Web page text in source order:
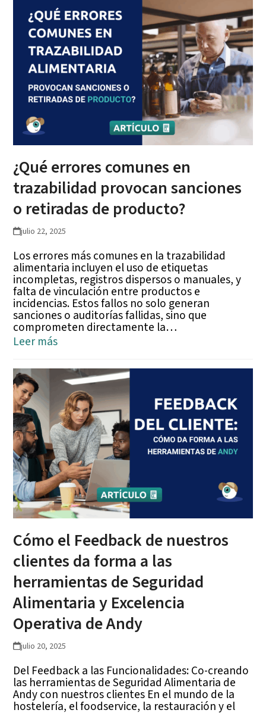
¿Qué errores comunes en
trazabilidad provocan sanciones
o retiradas de producto?
julio 22, 2025
Los errores más comunes en la trazabilidad
alimentaria incluyen el uso de etiquetas
incompletas, registros dispersos o manuales, y
falta de vinculación entre productos e
incidencias. Estos fallos no solo generan
sanciones o auditorías fallidas, sino que
comprometen directamente la…
Leer más
Cómo el Feedback de nuestros
clientes da forma a las
herramientas de Seguridad
Alimentaria y Excelencia
Operativa de Andy
julio 20, 2025
Del Feedback a las Funcionalidades: Co-creando
las herramientas de Seguridad Alimentaria de
Andy con nuestros clientes En el mundo de la
hostelería, el foodservice, la restauración y el